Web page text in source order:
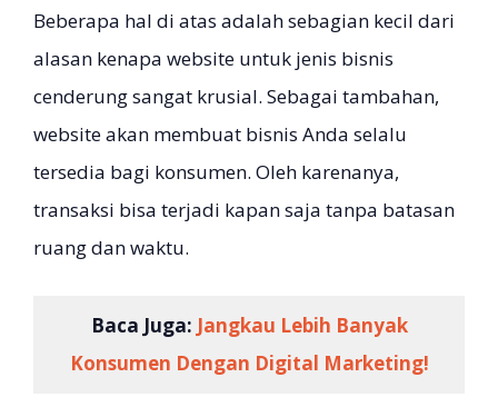
Beberapa hal di atas adalah sebagian kecil dari
alasan kenapa website untuk jenis bisnis
cenderung sangat krusial. Sebagai tambahan,
website akan membuat bisnis Anda selalu
tersedia bagi konsumen. Oleh karenanya,
transaksi bisa terjadi kapan saja tanpa batasan
ruang dan waktu.
Baca Juga: Jangkau Lebih Banyak
Konsumen Dengan Digital Marketing!